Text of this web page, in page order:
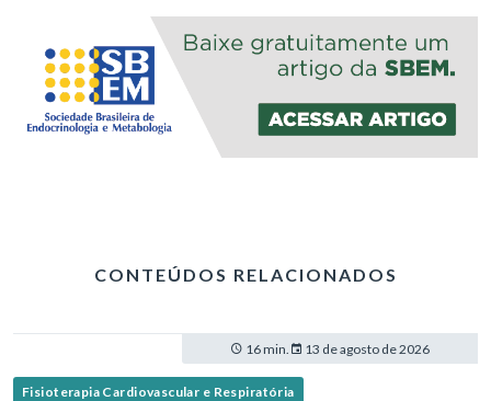
CONTEÚDOS RELACIONADOS
16 min. 13 de agosto de 2026
Fisioterapia Cardiovascular e Respiratória